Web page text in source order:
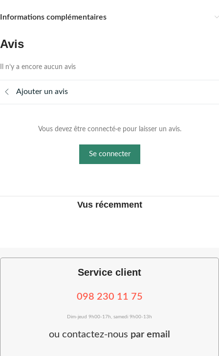
Informations complémentaires
Avis
Il n’y a encore aucun avis
Ajouter un avis
Vous devez être connecté·e pour laisser un avis.
Se connecter
Vus récemment
Service client
098 230 11 75
Dim-jeud 9h00-17h, samedi 9h00-13h
ou contactez-nous par email